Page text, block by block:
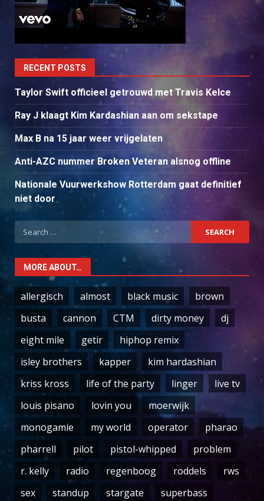
RECENT POSTS
Taylor Swift officieel getrouwd met Travis Kelce
Ray J klaagt Kim Kardashian aan om sekstape
Max B na 15 jaar weer vrijgelaten
Anti-AZC nummer Broken Veteran alsnog offline
Nationale Vuurwerkshow Rotterdam gaat definitief
niet door
Search
for:
MORE ABOUT…
allergisch almost black music
brown
busta
cannon CTM dirty money
dj
eight mile
getir
hiphop remix
isley brothers
kapper
kim hardashian
kriss kross
life of the party linger
live tv
louis pisano
lovin you
moerwijk
monogamie
my world operator
pharao
pharrell
pilot pistol-whipped
problem
r. kelly
radio regenboog roddels
rws
sex
standup stargate superbass